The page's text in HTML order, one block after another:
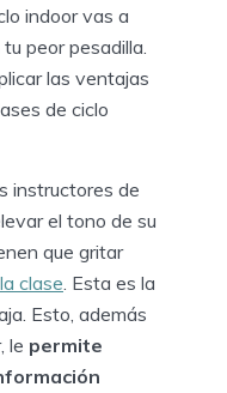
indoor vas a
peor pesadilla.
las ventajas
de ciclo
instructores de
el tono de su
que gritar
clase . Esta es la
Esto, además
le permite